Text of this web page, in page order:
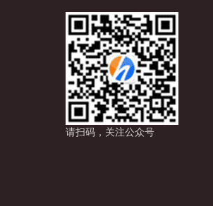
请扫码，关注公众号